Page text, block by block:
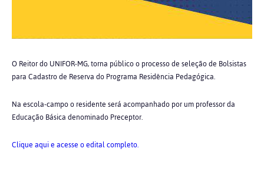
O Reitor do UNIFOR-MG, torna público o processo de seleção de Bolsistas
para Cadastro de Reserva do Programa Residência Pedagógica.
Na escola-campo o residente será acompanhado por um professor da
Educação Básica denominado Preceptor.
Clique aqui e acesse o edital completo.